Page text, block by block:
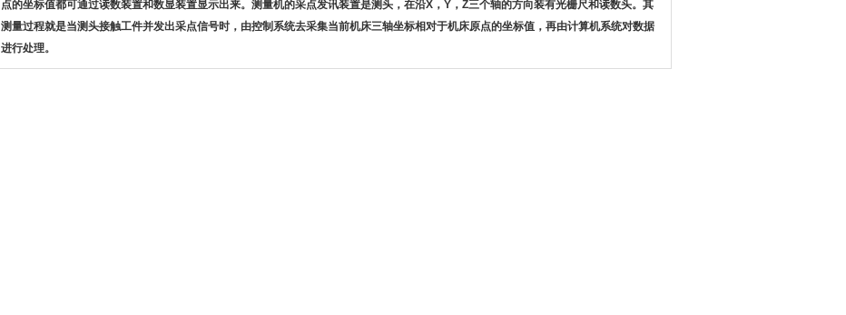
点的坐标值都可通过读数装置和数显装置显示出来。测量机的采点发讯装置是测头，在沿X，Y，Z三个轴的方向装有光栅尺和读数头。其
测量过程就是当测头接触工件并发出采点信号时，由控制系统去采集当前机床三轴坐标相对于机床原点的坐标值，再由计算机系统对数据
进行处理。